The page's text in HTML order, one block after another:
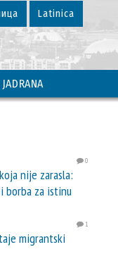
Latinica
0
nije zarasla:
borba za istinu
1
migrantski